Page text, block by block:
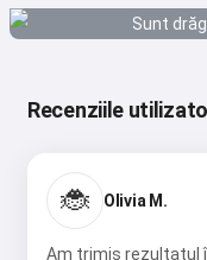
Recenziile
🐞 Olivia M.
Am trimis rezultatul